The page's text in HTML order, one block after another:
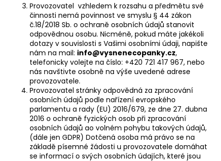
Provozovatel vzhledem k rozsahu a předmětu své
činnosti nemá povinnost ve smyslu § 44 zákon
č.18/2018 Sb. o ochraně osobních údajů stanovit
odpovědnou osobu. Nicméně, pokud máte jakékoli
dotazy v souvislosti s Vašimi osobními údaji, napište
nám na mail: info@vysnenecopanky.cz,
telefonicky volejte na číslo: +420 721 417 967, nebo
nás navštivte osobně na výše uvedené adrese
provozovatele.
Provozovatel stránky odpovědná za zpracování
osobních údajů podle nařízení evropského
parlamentu a rady (EU) 2016/679, ze dne 27. dubna
2016 o ochraně fyzických osob při zpracování
osobních údajů ao volném pohybu takových údajů,
(dále jen GDPR) Dotčená osoba má právo se na
základě písemné žádosti u provozovatele domáhat
se informací o svých osobních údajích, které jsou